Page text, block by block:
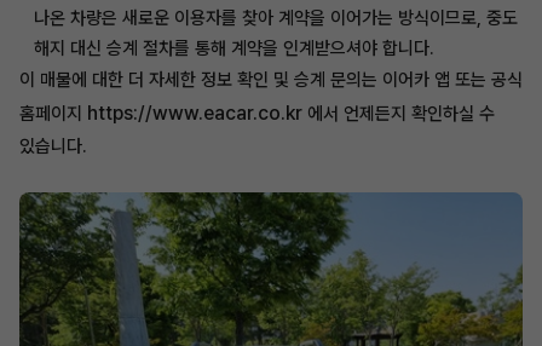
나온 차량은 새로운 이용자를 찾아 계약을 이어가는 방식이므로, 중도
해지 대신 승계 절차를 통해 계약을 인계받으셔야 합니다.
이 매물에 대한 더 자세한 정보 확인 및 승계 문의는 이어카 앱 또는 공식
홈페이지 https://www.eacar.co.kr 에서 언제든지 확인하실 수
있습니다.